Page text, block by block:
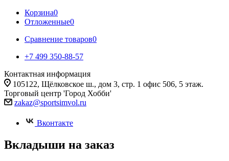
Корзина0
Отложенные0
Сравнение товаров0
+7 499 350-88-57
Контактная информация
105122, Щёлковское ш., дом 3, стр. 1 офис 506, 5 этаж.
Торговый центр 'Город Хобби'
zakaz@sportsimvol.ru
Вконтакте
Вкладыши на заказ